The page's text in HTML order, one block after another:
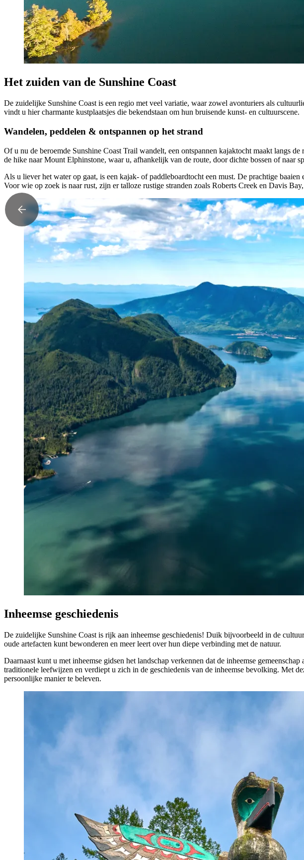
Het zuiden van de Sunshine Coast
De zuidelijke Sunshine Coast is een regio met veel variatie, waar zowel avonturiers als
vindt u hier charmante kustplaatsjes die bekendstaan om hun bruisende kunst- en cultuurscene.
Wandelen, peddelen & ontspannen op het strand
Of u nu de beroemde Sunshine Coast Trail wandelt, een ontspannen kajaktocht maakt langs
de hike naar Mount Elphinstone, waar u, afhankelijk van de route, door dichte bossen of naar
Als u liever het water op gaat, is een kajak- of paddleboardtocht een must. De prachtige
Voor wie op zoek is naar rust, zijn er talloze rustige stranden zoals Roberts Creek en Davis
Inheemse geschiedenis
De zuidelijke Sunshine Coast is rijk aan inheemse geschiedenis! Duik bijvoorbeeld in de
oude artefacten kunt bewonderen en meer leert over hun diepe verbinding met de natuur.
Daarnaast kunt u met inheemse gidsen het landschap verkennen dat de inheemse
traditionele leefwijzen en verdiept u zich in de geschiedenis van de inheemse bevolking. Met
persoonlijke manier te beleven.